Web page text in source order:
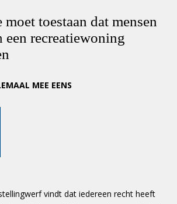
moet toestaan dat mensen
een recreatiewoning
MEE EENS
vindt dat iedereen recht heeft